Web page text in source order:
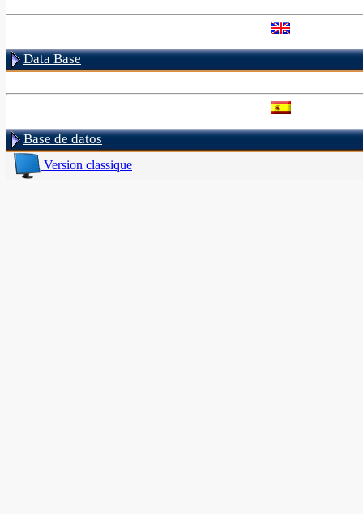
Data Base
Base de datos
Version classique